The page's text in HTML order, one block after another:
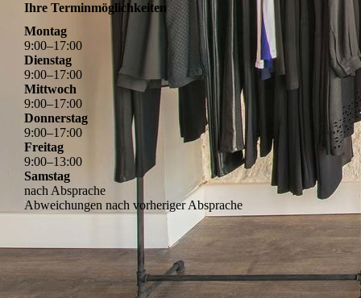
Ihre Terminmöglichkeiten
Montag
9:00–17:00
Dienstag
9:00–17:00
Mittwoch
9:00–17:00
Donnerstag
9:00–17:00
Freitag
9:00–13:00
Samstag
nach Absprache
Abweichungen nach vorheriger Absprache